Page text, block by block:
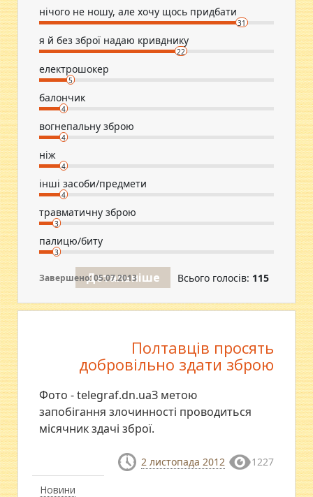
Завершено: 05.07.2013
нічого не ношу, але хочу щось придбати
31
я й без зброї надаю кривднику
22
електрошокер
5
балончик
4
вогнепальну зброю
4
ніж
4
інші засоби/предмети
4
травматичну зброю
3
палицю/биту
3
Детальніше Всього голосів: 115
Новини
Полтавців просять
добровільно здати зброю
Фото - telegraf.dn.uaЗ метою
запобігання злочинності проводиться
місячник здачі зброї.
2 листопада 2012 1227